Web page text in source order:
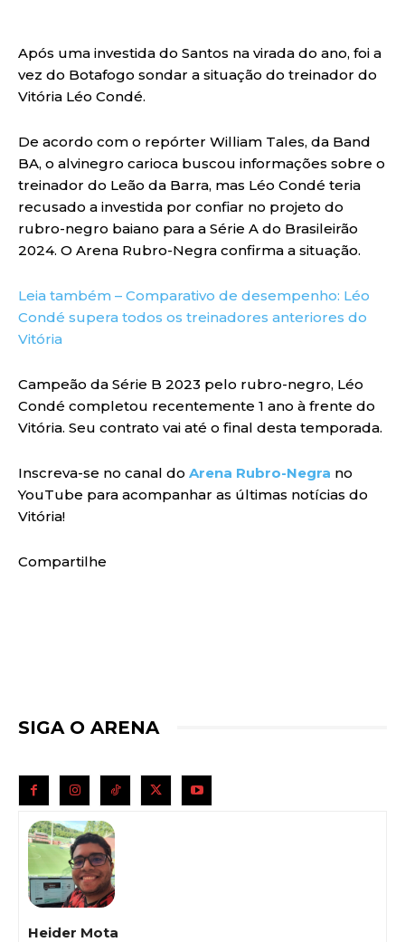
Após uma investida do Santos na virada do ano, foi a
vez do Botafogo sondar a situação do treinador do
Vitória Léo Condé.
De acordo com o repórter William Tales, da Band
BA, o alvinegro carioca buscou informações sobre o
treinador do Leão da Barra, mas Léo Condé teria
recusado a investida por confiar no projeto do
rubro-negro baiano para a Série A do Brasileirão
2024. O Arena Rubro-Negra confirma a situação.
Leia também – Comparativo de desempenho: Léo
Condé supera todos os treinadores anteriores do
Vitória
Campeão da Série B 2023 pelo rubro-negro, Léo
Condé completou recentemente 1 ano à frente do
Vitória. Seu contrato vai até o final desta temporada.
Inscreva-se no canal do Arena Rubro-Negra no
YouTube para acompanhar as últimas notícias do
Vitória!
Compartilhe
SIGA O ARENA
Heider Mota